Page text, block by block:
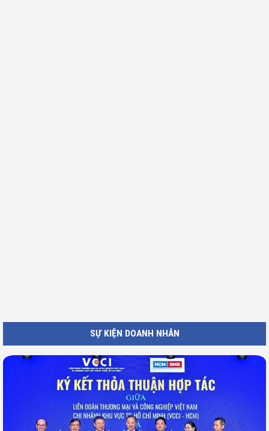
SỰ KIỆN DOANH NHÂN